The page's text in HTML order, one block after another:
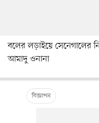
বলের লড়াইয়ে সেনেগালের
আমাদু ওনানা